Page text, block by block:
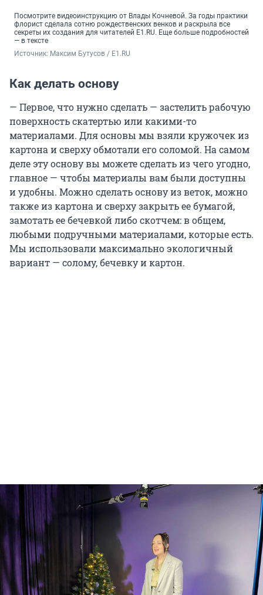
Посмотрите видеоинструкцию от Влады Кочневой. За годы практики
флорист сделала сотню рождественских венков и раскрыла все
секреты их создания для читателей E1.RU. Еще больше подробностей
— в тексте
Источник: Максим Бутусов / E1.RU
Как делать основу
— Первое, что нужно сделать — застелить рабочую
поверхность скатертью или какими-то
материалами. Для основы мы взяли кружочек из
картона и сверху обмотали его соломой. На самом
деле эту основу вы можете сделать из чего угодно,
главное — чтобы материалы вам были доступны
и удобны. Можно сделать основу из веток, можно
также из картона и сверху закрыть ее бумагой,
замотать ее бечевкой либо скотчем: в общем,
любыми подручными материалами, которые есть.
Мы использовали максимально экологичный
вариант — солому, бечевку и картон.